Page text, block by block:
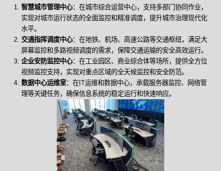
智慧城市管理中心：在城市综合运营中心，支持多部门协同作业，
实现对城市运行状态的全面监控和精准调度，提升城市治理现代化
水平。
交通指挥调度中心：在地铁、机场、高速公路等交通枢纽，满足大
屏幕监控和多路视频调度的需求，保障交通运输的安全高效运行。
企业安防监控中心：在工业园区、商业综合体等场所，提供全方位
视频监控支持，实现对重点区域的全天候监控和安全防范。
数据中心运维室：在IT运维和数据中心，承载服务器监控、网络管
理等关键任务，确保信息系统的稳定运行和快速响应。